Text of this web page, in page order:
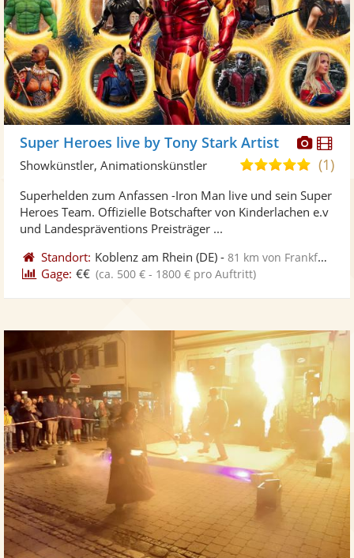
Fotos
Super Heroes live by Tony Stark Artist
5,0
5
(1)
Showkünstler, Animationskünstler
Superhelden zum Anfassen -Iron Man live und sein Super
Heroes Team. Offizielle Botschafter von Kinderlachen e.v
und Landespräventions Preisträger ...
Standort: Koblenz am Rhein (DE) -81 km von Frankfurt am Main
Gage: €€ (ca. 500 € - 1800 € pro Auftritt)